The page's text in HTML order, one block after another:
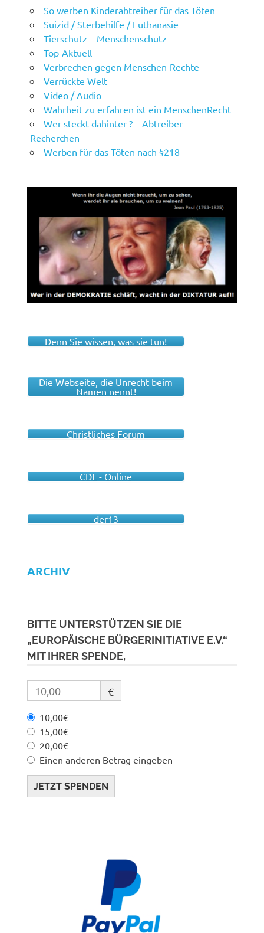
So werben Kinderabtreiber für das Töten
Suizid / Sterbehilfe / Euthanasie
Tierschutz – Menschenschutz
Top-Aktuell
Verbrechen gegen Menschen-Rechte
Verrückte Welt
Video / Audio
Wahrheit zu erfahren ist ein MenschenRecht
Wer steckt dahinter ? – Abtreiber-
Recherchen
Werben für das Töten nach §218
Denn Sie wissen, was sie tun!
Die Webseite, die Unrecht beim
Namen nennt!
Christliches Forum
CDL - Online
der13
ARCHIV
BITTE UNTERSTÜTZEN SIE DIE
„EUROPÄISCHE BÜRGERINITIATIVE E.V.“
MIT IHRER SPENDE,
€
10,00€
15,00€
20,00€
Einen anderen Betrag eingeben
JETZT SPENDEN